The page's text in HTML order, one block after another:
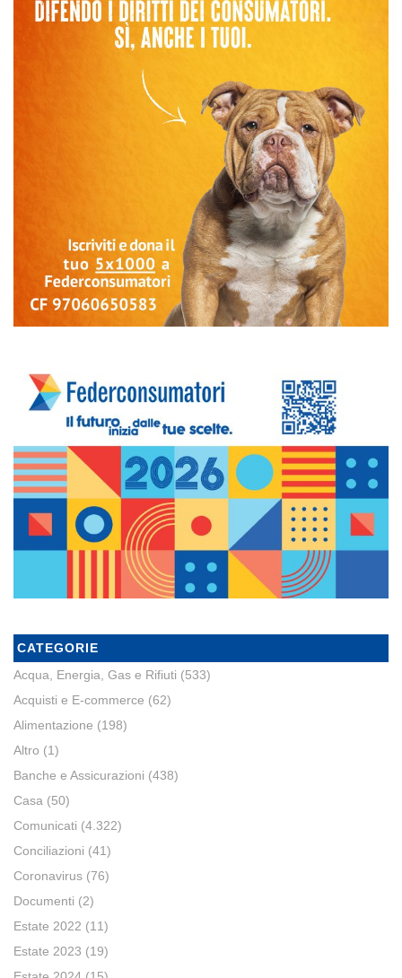
CATEGORIE
Acqua, Energia, Gas e Rifiuti (533)
Acquisti e E-commerce (62)
Alimentazione (198)
Altro (1)
Banche e Assicurazioni (438)
Casa (50)
Comunicati (4.322)
Conciliazioni (41)
Coronavirus (76)
Documenti (2)
Estate 2022 (11)
Estate 2023 (19)